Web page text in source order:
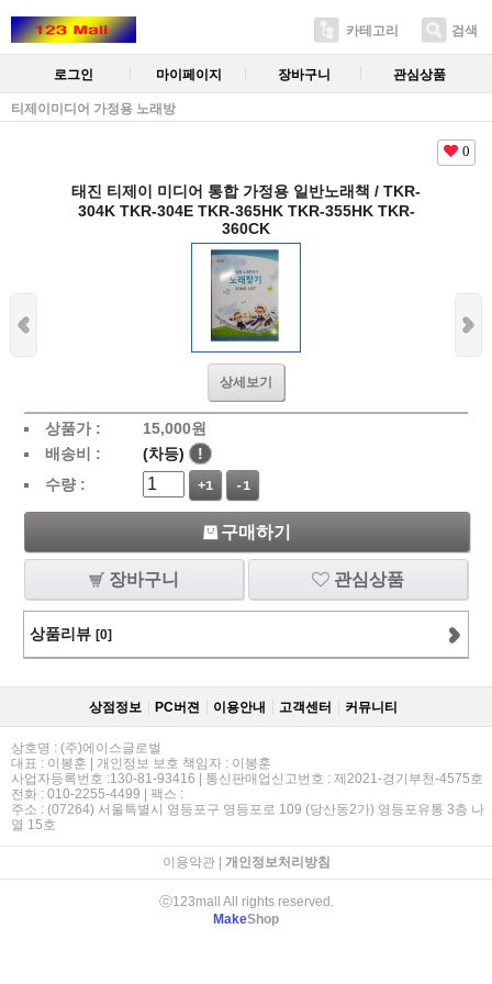
카테고리 검색
로그인 마이페이지 장바구니 관심상품
티제이미디어 가정용 노래방
0
태진 티제이 미디어 통합 가정용 일반노래책 / TKR-
304K TKR-304E TKR-365HK TKR-355HK TKR-
360CK
상세보기
상품가 : 15,000원
배송비 :
(차등)
!
수량 :
+1 -1
구매하기
장바구니 관심상품
상품리뷰 [0]
상점정보 PC버젼 이용안내 고객센터 커뮤니티
상호명 : (주)에이스글로벌
대표 : 이봉훈 | 개인정보 보호 책임자 : 이봉훈
사업자등록번호 :130-81-93416 | 통신판매업신고번호 : 제2021-경기부천-4575호
전화 : 010-2255-4499 | 팩스 :
주소 : (07264) 서울특별시 영등포구 영등포로 109 (당산동2가) 영등포유통 3층 나
열 15호
이용약관| 개인정보처리방침
ⓒ123mall All rights reserved.
MakeShop